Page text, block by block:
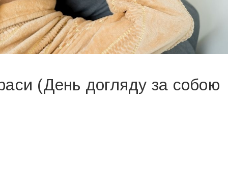
(День догляду за собою